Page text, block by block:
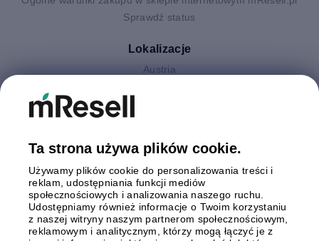
Sprawdź status
Lokalizacje
Austria
Polska
Szwecja
Wielka Brytania
Włochy
Płatności
Ta strona używa plików cookie.
Używamy plików cookie do personalizowania treści i
reklam, udostępniania funkcji mediów
społecznościowych i analizowania naszego ruchu.
Udostępniamy również informacje o Twoim korzystaniu
z naszej witryny naszym partnerom społecznościowym,
reklamowym i analitycznym, którzy mogą łączyć je z